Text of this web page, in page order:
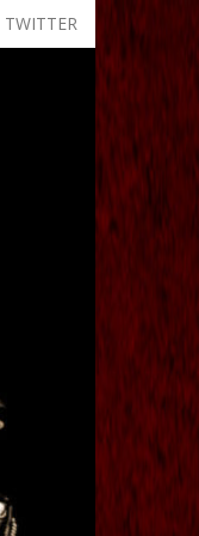
TWITTER